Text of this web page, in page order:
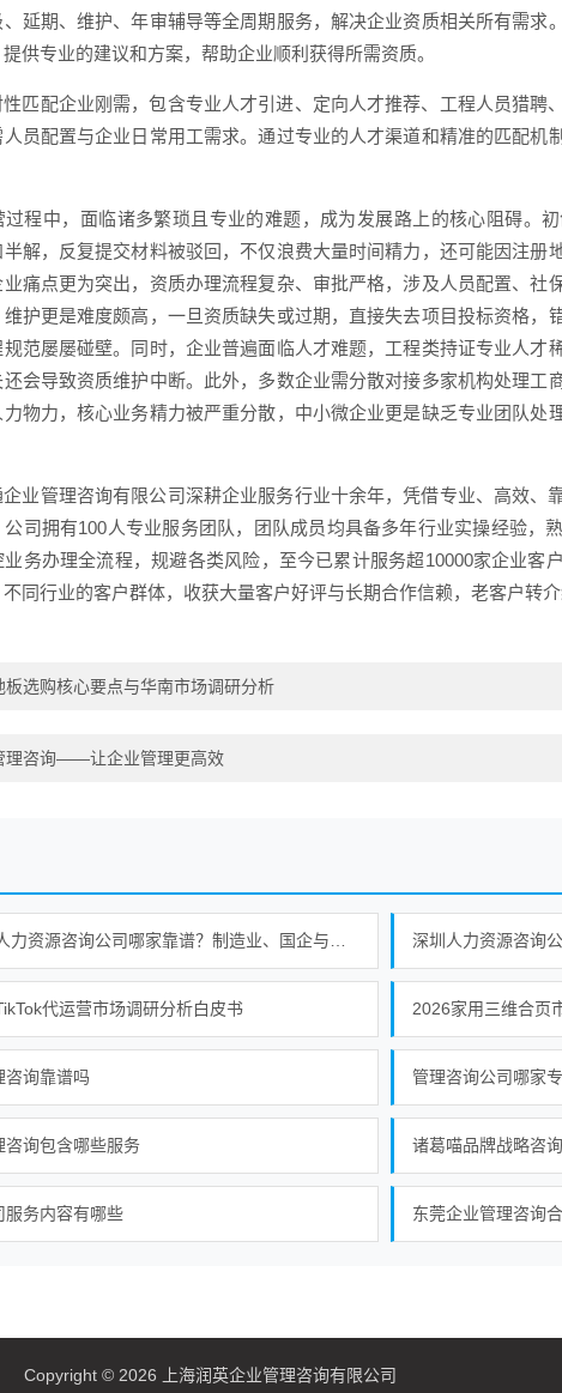
、延期、维护、年审辅导等全周期服务，解决企业资质相关所有需求
供专业的建议和方案，帮助企业顺利获得所需资质。
性匹配企业刚需，包含专业人才引进、定向人才推荐、工程人员猎聘
员配置与企业日常用工需求。通过专业的人才渠道和精准的匹配机
过程中，面临诸多繁琐且专业的难题，成为发展路上的核心阻碍。
解，反复提交材料被驳回，不仅浪费大量时间精力，还可能因注册
痛点更为突出，资质办理流程复杂、审批严格，涉及人员配置、社
护更是难度颇高，一旦资质缺失或过期，直接失去项目投标资格，
范屡屡碰壁。同时，企业普遍面临人才难题，工程类持证专业人才
会导致资质维护中断。此外，多数企业需分散对接多家机构处理工
物力，核心业务精力被严重分散，中小微企业更是缺乏专业团队处
业管理咨询有限公司深耕企业服务行业十余年，凭借专业、高效、
司拥有100人专业服务团队，团队成员均具备多年行业实操经验，
务办理全流程，规避各类风险，至今已累计服务超10000家企业客
同行业的客户群体，收获大量客户好评与长期合作信赖，老客户转介
板选购核心要点与华南市场调研分析
理咨询——让企业管理更高效
代运营市场调研分析白皮书 2026家用三维合页
咨询靠谱吗 管理咨询公司哪家
咨询包含哪些服务 诸葛喵品牌战略咨
服务内容有哪些 东莞企业管理咨询
Copyright © 2026 上海润英企业管理咨询有限公司